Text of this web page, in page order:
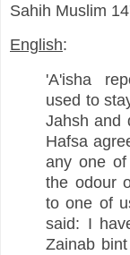
Sahih Muslim
English:
'A'isha
used to
Jahsh and
Hafsa
any one
the odour
to one of
said: I
Zainab